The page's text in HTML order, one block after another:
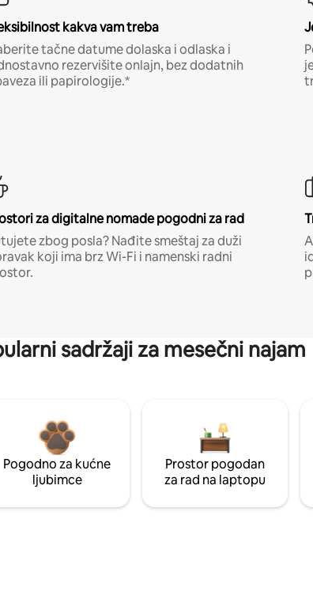
kakva vam treba
tačne datume dolaska i odlaska i
rezervišite onlajn, bez dodatnih
ili papirologije.*
za digitalne nomade pogodni za rad
zbog posla? Nađite smeštaj za duži
koji ima brz Wi-Fi i namenski radni
sadržaji za mesečni najam
Pogodno za kućne
ljubimce
Prostor pogodan
za rad na laptopu